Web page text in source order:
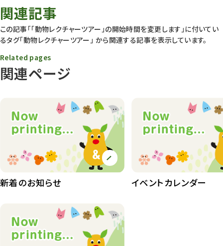
動物園
動物園長のZooコラム 172
動物園その他
407
植物園長の庭
植物園 その他 423
83
イベント
関連記事
この記事「「動物レクチャーツアー」の開始時間を変更します」に付いてい
るタグ「動物レクチャーツアー」 から関連する記事を表示しています。
関連ページ
Related pages
新着のお知らせ イベントカレンダー